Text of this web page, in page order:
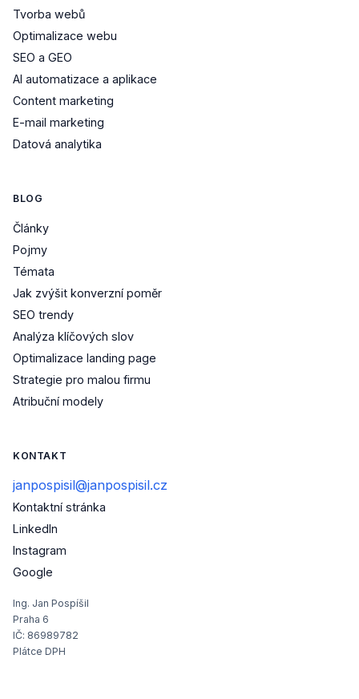
Tvorba webů
Optimalizace webu
SEO a GEO
AI automatizace a aplikace
Content marketing
E-mail marketing
Datová analytika
BLOG
Články
Pojmy
Témata
Jak zvýšit konverzní poměr
SEO trendy
Analýza klíčových slov
Optimalizace landing page
Strategie pro malou firmu
Atribuční modely
KONTAKT
janpospisil@janpospisil.cz
Kontaktní stránka
LinkedIn
Instagram
Google
Ing. Jan Pospíšil
Praha 6
IČ: 86989782
Plátce DPH